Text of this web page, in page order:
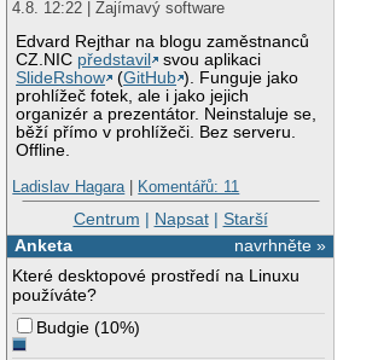
4.8. 12:22 | Zajímavý software
Edvard Rejthar na blogu zaměstnanců
CZ.NIC představil
svou aplikaci
SlideRshow
(GitHub ). Funguje jako
prohlížeč fotek, ale i jako jejich
organizér a prezentátor. Neinstaluje se,
běží přímo v prohlížeči. Bez serveru.
Offline.
Ladislav Hagara| Komentářů: 11
Centrum | Napsat| Starší
navrhněte »
Anketa
Které desktopové prostředí na Linuxu
používáte?
Budgie (10%)